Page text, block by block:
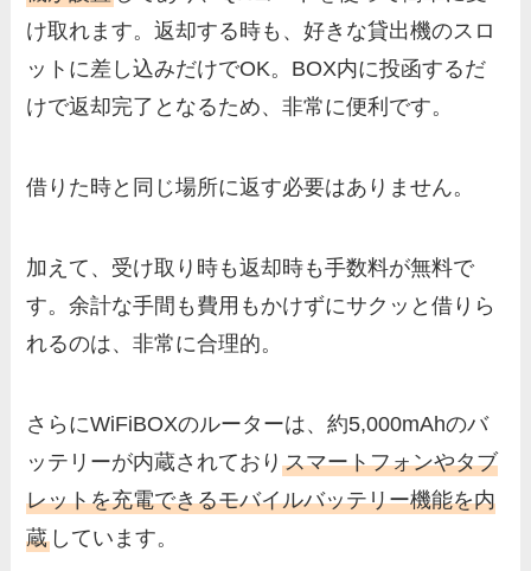
け取れます。返却する時も、好きな貸出機のスロ
ットに差し込みだけでOK。BOX内に投函するだ
けで返却完了となるため、非常に便利です。
借りた時と同じ場所に返す必要はありません。
加えて、受け取り時も返却時も手数料が無料で
す。余計な手間も費用もかけずにサクッと借りら
れるのは、非常に合理的。
さらにWiFiBOXのルーターは、約5,000mAhのバ
ッテリーが内蔵されておりスマートフォンやタブ
レットを充電できるモバイルバッテリー機能を内
蔵 しています。